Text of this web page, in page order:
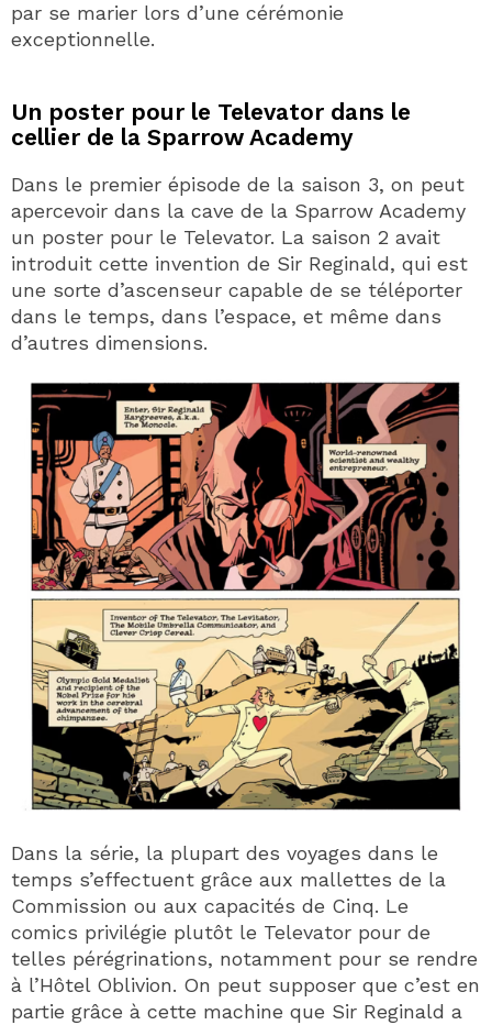
par se marier lors d’une cérémonie
exceptionnelle.
Un poster pour le Televator dans le
cellier de la Sparrow Academy
Dans le premier épisode de la saison 3, on peut
apercevoir dans la cave de la Sparrow Academy
un poster pour le Televator. La saison 2 avait
introduit cette invention de Sir Reginald, qui est
une sorte d’ascenseur capable de se téléporter
dans le temps, dans l’espace, et même dans
d’autres dimensions.
Dans la série, la plupart des voyages dans le
temps s’effectuent grâce aux mallettes de la
Commission ou aux capacités de Cinq. Le
comics privilégie plutôt le Televator pour de
telles pérégrinations, notamment pour se rendre
à l’Hôtel Oblivion. On peut supposer que c’est en
partie grâce à cette machine que Sir Reginald a